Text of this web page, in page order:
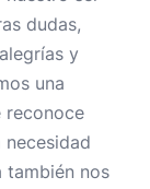
dudas,
y
una
reconoce
necesidad
también nos